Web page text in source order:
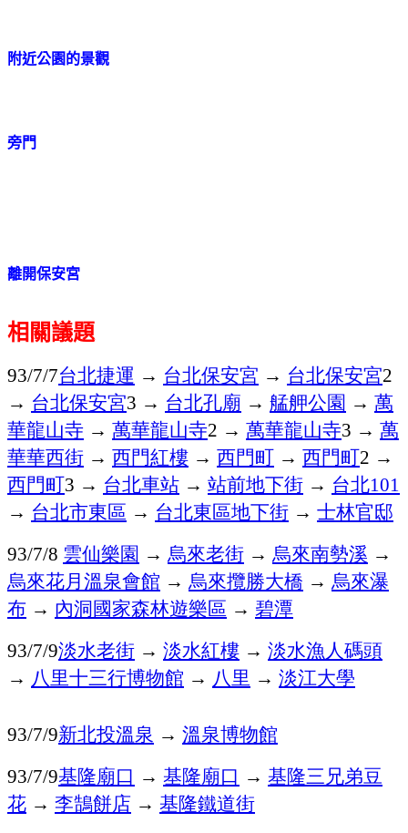
附近公園的景觀
旁門
離開保安宮
相關議題
93/7/7台北捷運 → 台北保安宮 → 台北保安宮2
→ 台北保安宮3 → 台北孔廟 → 艋舺公園 → 萬
華龍山寺 → 萬華龍山寺2 → 萬華龍山寺3 → 萬
華華西街 → 西門紅樓 → 西門町 → 西門町2 →
西門町3 → 台北車站 → 站前地下街 → 台北101
→ 台北市東區 → 台北東區地下街 → 士林官邸
93/7/8 雲仙樂園 → 烏來老街 → 烏來南勢溪 →
烏來花月溫泉會館 → 烏來攬勝大橋 → 烏來瀑
布 → 內洞國家森林遊樂區 → 碧潭
93/7/9淡水老街 → 淡水紅樓 → 淡水漁人碼頭
→ 八里十三行博物館 → 八里 → 淡江大學
93/7/9新北投溫泉 → 溫泉博物館
93/7/9基隆廟口 → 基隆廟口 → 基隆三兄弟豆
花 → 李鵠餅店 → 基隆鐵道街